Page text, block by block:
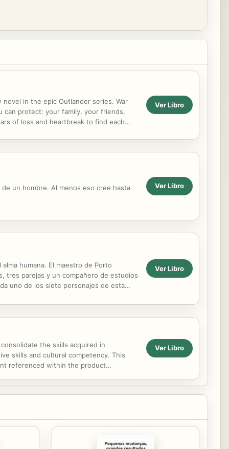
novel in the epic Outlander series. War
protect: your family, your friends,
of loss and heartbreak to find each
Ver Libro
un hombre. Al menos eso cree hasta Ver Libro
humana. El maestro de Porto
tres parejas y un compañero de estudios
uno de los siete personajes de esta
Ver Libro
the skills acquired in
skills and cultural competency. This
referenced within the product
Ver Libro